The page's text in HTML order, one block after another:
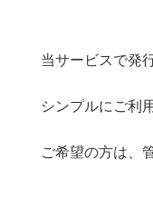
当サービスで発
シンプルにご利
ご希望の方は、